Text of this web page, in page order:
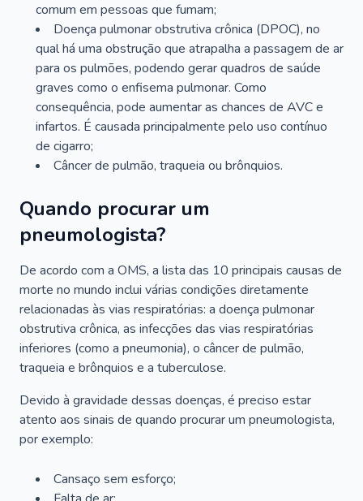
comum em pessoas que fumam;
Doença pulmonar obstrutiva crônica (DPOC), no
qual há uma obstrução que atrapalha a passagem de ar
para os pulmões, podendo gerar quadros de saúde
graves como o enfisema pulmonar. Como
consequência, pode aumentar as chances de AVC e
infartos. É causada principalmente pelo uso contínuo
de cigarro;
Câncer de pulmão, traqueia ou brônquios.
Quando procurar um
pneumologista?
De acordo com a OMS, a lista das 10 principais causas de
morte no mundo inclui várias condições diretamente
relacionadas às vias respiratórias: a doença pulmonar
obstrutiva crônica, as infecções das vias respiratórias
inferiores (como a pneumonia), o câncer de pulmão,
traqueia e brônquios e a tuberculose.
Devido à gravidade dessas doenças, é preciso estar
atento aos sinais de quando procurar um pneumologista,
por exemplo:
Cansaço sem esforço;